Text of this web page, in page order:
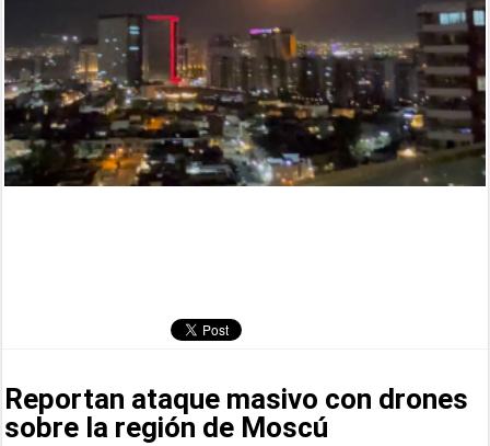
Reportan ataque masivo con drones
sobre la región de Moscú